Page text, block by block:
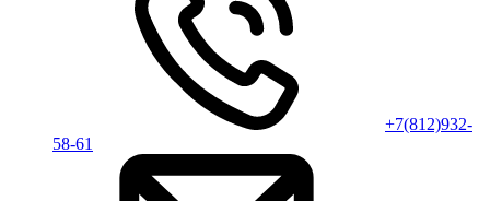
+7(812)932-
58-61